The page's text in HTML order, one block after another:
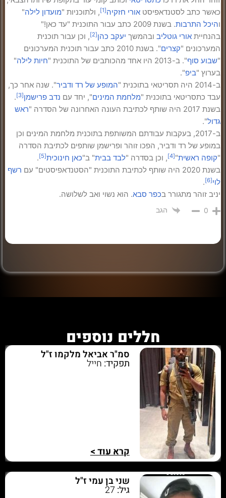
כאשר כתב לסטנדאפיסט אורי חזקיה[1] , ולתוכניות "מועדון לילה"
והיכל התרבות
. בשנת 2009 כתב עבור התוכנית "עד כאן!"
בהנחיית אורי גוטליב ובהמשך יעקב כהן[2]
, וכן עבור תוכנית
המערכונים "קצרים
". בשנת 2010 כתב עבור תוכנית המערכונים
"שבוע סוף". ב-2013 היו אחד מהכותבים של התוכנית " חיות לילה"
בערוץ "ביפ".
ב-2014 היה תסריטאי בתוכנית "
המופע של רד ודביר". שנה אחר כך,
עבד כתסריטאי בתוכנית "מלחמת המינים", יחד עם נדב פרישמן[3]
.
בשנת 2017 היה שותף לכתיבת העונה האחרונה של הסדרה "
ראש
גדול".
ב-2017, בעקבות עבודתם המשותפת בתוכנית מלחמת המינים וכן
במופע של רד ודביר, הפכו זוהר ופרישמן שותפים לכתיבת הסדרה
"קופה ראשית"
[4] , וכן בסדרה "לבד בבית" ב"כאן חינוכית[5]
.
בשנת 2020 היה שותף לכתיבת התוכנית "הסטנדאפיסטים" עם
רשף
לוי[6]
.
יניב זוהר מתגורר בכפר סבא. הוא נשוי ואב לשלושה.
0 הגב
חללים נוספים
סמ"ר אביאל מלקמו ז"ל
תפקיד: חייל
קרא עוד >
שני בן עמי ז"ל
גיל:27